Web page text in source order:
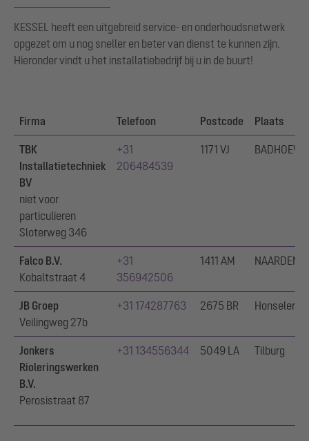
KESSEL heeft een uitgebreid service- en onderhoudsnetwerk
opgezet om u nog sneller en beter van dienst te kunnen zijn.
Hieronder vindt u het installatiebedrijf bij u in de buurt!
Firma Telefoon Postcode Plaats
TBK
Installatietechniek
BV
niet voor
particulieren
Sloterweg 346
+31
206484539
1171 VJ
Falco B.V.
Kobaltstraat 4
+31
356942506
1411 AM NAARDEN
JB Groep
Veilingweg 27b
+31 174287763 2675 BR
Jonkers
Rioleringswerken
B.V.
Perosistraat 87
+31 134556344 5049 LA Tilburg